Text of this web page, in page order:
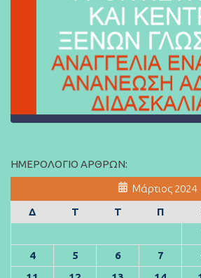
ΗΜΕΡΟΛΌΓΙΟ ΆΡΘΡΩΝ:
Μάρτιος 2024
Δ
Τ Τ Π
4
5 6 7